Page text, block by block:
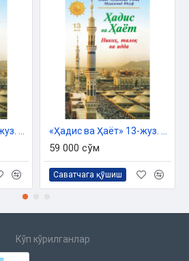
59 000 сўм
Саватчага қўшиш
Кўп кўрилганлар